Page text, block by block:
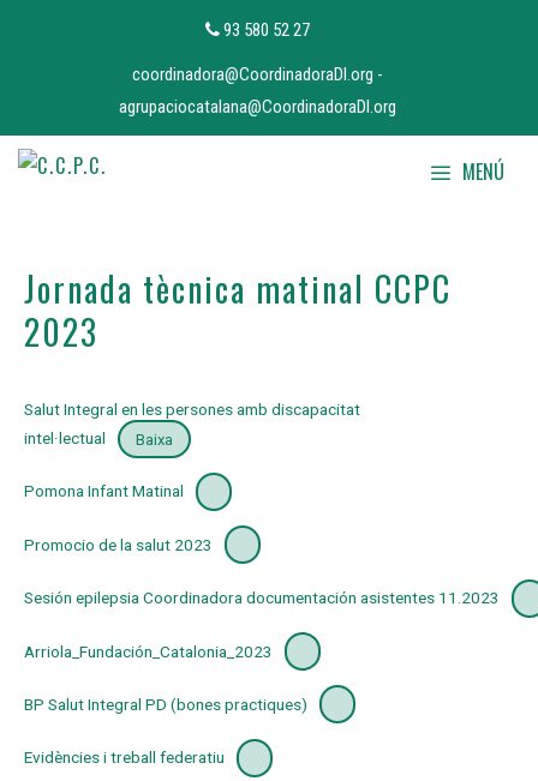
93 580 52 27
coordinadora@CoordinadoraDI.org -
agrupaciocatalana@CoordinadoraDI.org
MENÚ
Jornada tècnica matinal CCPC
2023
Salut Integral en les persones amb discapacitat
intel·lectual
Baixa
Pomona Infant Matinal
Promocio de la salut 2023
Sesión epilepsia Coordinadora documentación asistentes 11.2023
Arriola_Fundación_Catalonia_2023
BP Salut Integral PD (bones practiques)
Evidències i treball federatiu